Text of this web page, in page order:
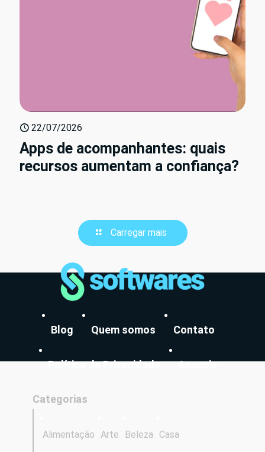
22/07/2026
Apps de acompanhantes: quais
recursos aumentam a confiança?
Carregar mais
Blog Quem somos Contato
Política de Privacidade Anuncie
Categorias
Alimentação Arte Beleza Casa